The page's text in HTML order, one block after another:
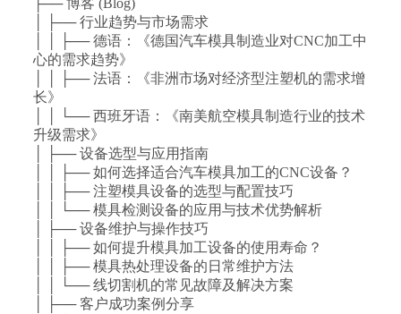
├── 博客 (Blog)
│ ├── 行业趋势与市场需求
│ │ ├── 德语：《德国汽车模具制造业对CNC加工中
心的需求趋势》
│ │ ├── 法语：《非洲市场对经济型注塑机的需求增
长》
│ │ └── 西班牙语：《南美航空模具制造行业的技术
升级需求》
│ ├── 设备选型与应用指南
│ │ ├── 如何选择适合汽车模具加工的CNC设备？
│ │ ├── 注塑模具设备的选型与配置技巧
│ │ └── 模具检测设备的应用与技术优势解析
│ ├── 设备维护与操作技巧
│ │ ├── 如何提升模具加工设备的使用寿命？
│ │ ├── 模具热处理设备的日常维护方法
│ │ └── 线切割机的常见故障及解决方案
│ ├── 客户成功案例分享